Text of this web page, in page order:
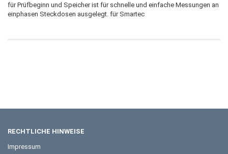
für Prüfbeginn und Speicher ist für schnelle und einfache Messungen an
einphasen Steckdosen ausgelegt. für Smartec
RECHTLICHE HINWEISE
Impressum